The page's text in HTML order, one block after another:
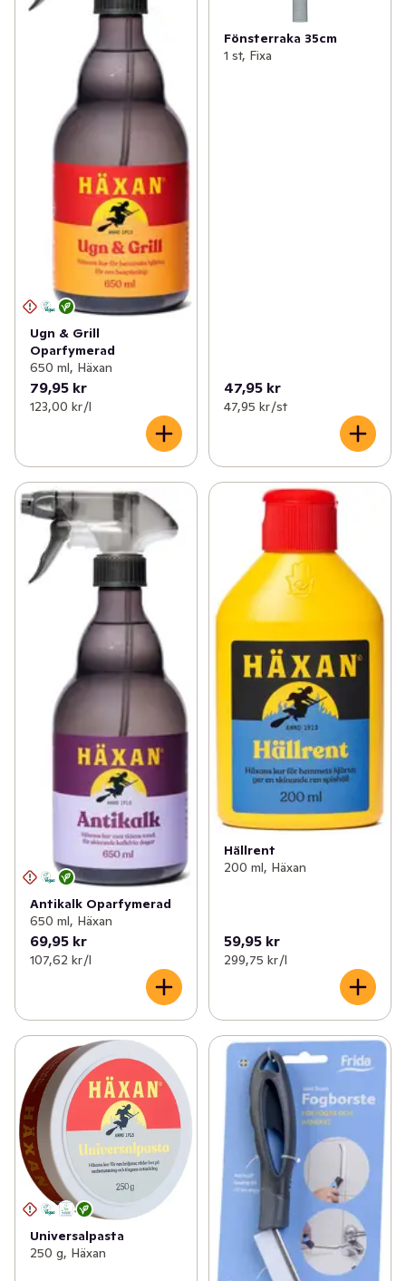
Ugn & Grill
Oparfymerad
650 ml, Häxan
79,95 kr
123,00 kr /l
Fönsterraka 35cm
1 st, Fixa
47,95 kr
47,95 kr /st
Antikalk Oparfymerad
650 ml, Häxan
69,95 kr
107,62 kr /l
Hällrent
200 ml, Häxan
59,95 kr
299,75 kr /l
Universalpasta
250 g, Häxan